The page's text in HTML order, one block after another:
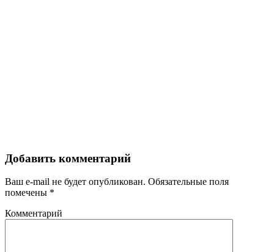
Добавить комментарий
Ваш e-mail не будет опубликован. Обязательные поля
помечены *
Комментарий